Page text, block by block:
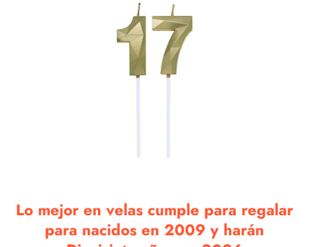
Lo mejor en velas cumple para regalar
para nacidos en 2009 y harán